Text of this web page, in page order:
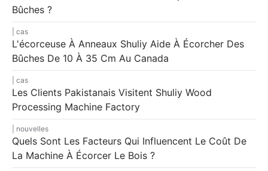
Bûches ?
cas
L'écorceuse À Anneaux Shuliy Aide À Écorcher Des
Bûches De 10 À 35 Cm Au Canada
cas
Les Clients Pakistanais Visitent Shuliy Wood
Processing Machine Factory
nouvelles
Quels Sont Les Facteurs Qui Influencent Le Coût De
La Machine À Écorcer Le Bois ?